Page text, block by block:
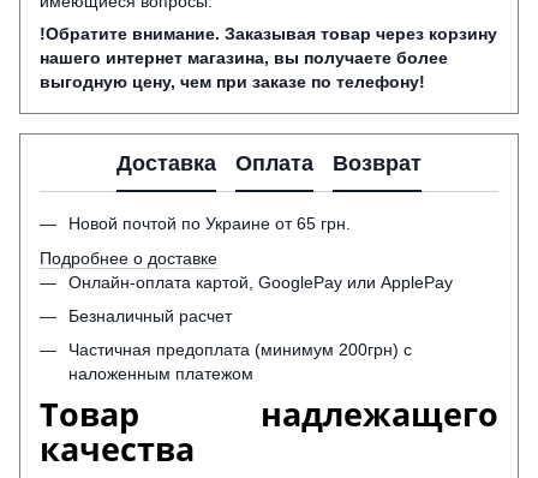
!Обратите внимание. Заказывая товар через корзину
нашего интернет магазина, вы получаете более
выгодную цену, чем при заказе по телефону!
Доставка Оплата Возврат
Новой почтой по Украине от 65 грн.
Подробнее о доставке
Онлайн-оплата картой, GooglePay или ApplePay
Безналичный расчет
Частичная предоплата (минимум 200грн) с
наложенным платежом
Товар надлежащего
качества